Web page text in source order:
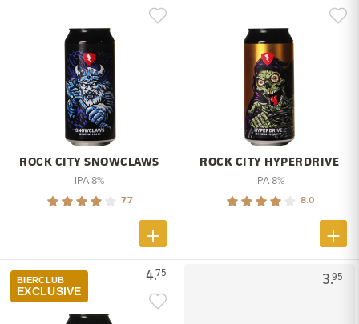
ROCK CITY SNOWCLAWS
IPA 8%
7.7
ROCK CITY HYPERDRIVE
IPA 8%
8.0
4.75
BIERCLUB
EXCLUSIVE
3.95